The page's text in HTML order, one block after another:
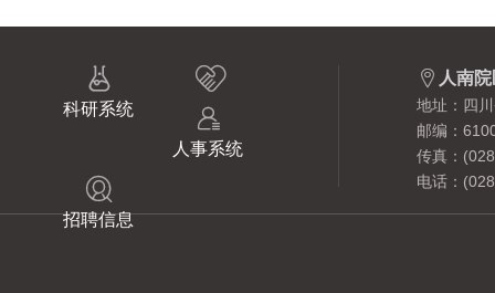

科研系统


人事系统

招聘信息
 人南
地址：四
邮编：
传真：
电话：